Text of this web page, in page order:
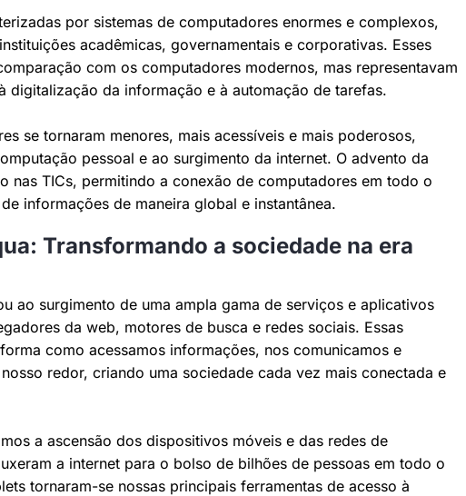
por sistemas de computadores enormes e complexos,
acadêmicas, governamentais e corporativas. Esses
com os computadores modernos, mas representavam
digitalização da informação e à automação de tarefas.
se tornaram menores, mais acessíveis e mais poderosos,
pessoal e ao surgimento da internet. O advento da
nas TICs, permitindo a conexão de computadores em todo o
informações de maneira global e instantânea.
Transformando a sociedade na era
ao surgimento de uma ampla gama de serviços e aplicativos
da web, motores de busca e redes sociais. Essas
como acessamos informações, nos comunicamos e
redor, criando uma sociedade cada vez mais conectada e
a ascensão dos dispositivos móveis e das redes de
a internet para o bolso de bilhões de pessoas em todo o
tornaram-se nossas principais ferramentas de acesso à